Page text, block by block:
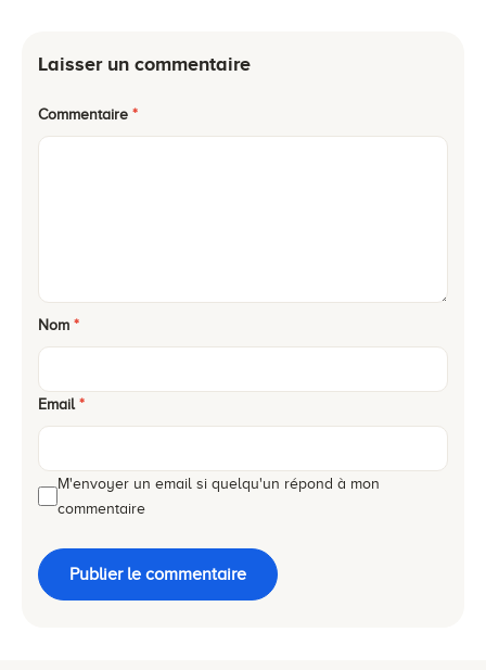
Laisser un commentaire
Commentaire *
Nom *
Email *
M'envoyer un email si quelqu'un répond à mon
commentaire
Publier le commentaire